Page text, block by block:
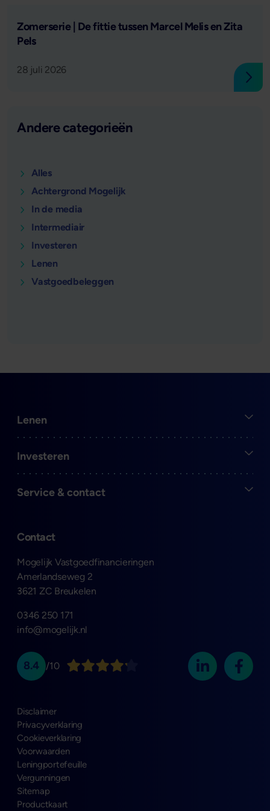
Lees verder
Zomerserie | De fittie tussen Marcel Melis en Zita
Pels
28 juli 2026
Andere categorieën
Alles
Achtergrond Mogelijk
In de media
Intermediair
Investeren
Lenen
Vastgoedbeleggen
Contact
Mogelijk Vastgoedfinancieringen
Amerlandseweg 2
3621 ZC Breukelen
0346 250 171
info@mogelijk.nl
Open
Lenen
Open
Investeren
Open
Service & contact
8.4 /10
Disclaimer
Privacyverklaring
Cookieverklaring
Voorwaarden
Leningportefeuille
Vergunningen
Sitemap
Productkaart